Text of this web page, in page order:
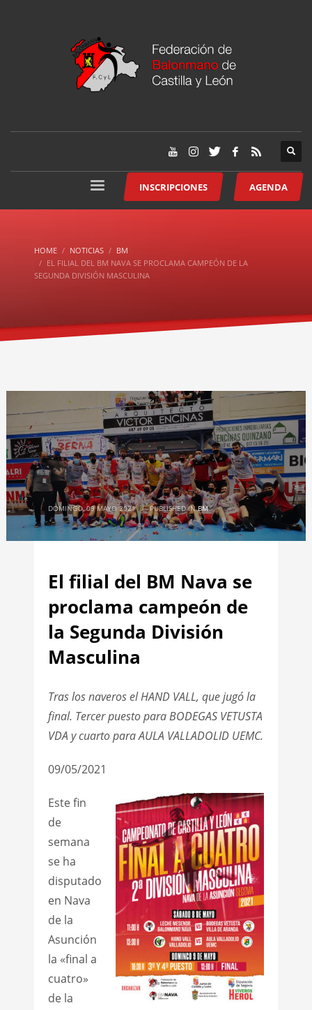
INSCRIPCIONES AGENDA
HOME NOTICIAS
BM
EL FILIAL DEL BM NAVA SE PROCLAMA CAMPEÓN DE LA
SEGUNDA DIVISIÓN MASCULINA
DOMINGO, 09 MAYO 2021 / PUBLISHED INBM
El filial del BM Nava se
proclama campeón de
la Segunda División
Masculina
Tras los naveros el HAND VALL, que jugó la
final. Tercer puesto para BODEGAS VETUSTA
VDA y cuarto para AULA VALLADOLID UEMC.
09/05/2021
Este fin
de
semana
se ha
disputado
en Nava
de la
Asunción
la «final a
cuatro»
de la